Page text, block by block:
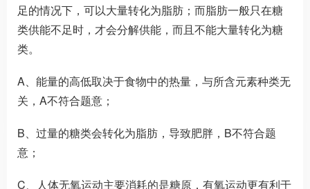
足的情况下，可以大量转化为脂肪；而脂肪一般只在糖
类供能不足时，才会分解供能，而且不能大量转化为糖
类。
A、能量的高低取决于食物中的热量，与所含元素种类无
关，A不符合题意；
B、过量的糖类会转化为脂肪，导致肥胖，B不符合题
意；
C、人体无氧运动主要消耗的是糖原，有氧运动更有利于